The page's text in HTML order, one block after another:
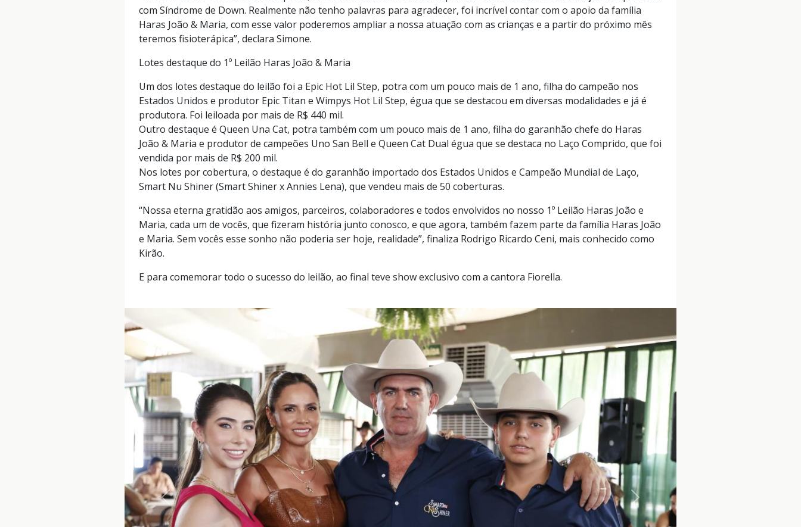
com Síndrome de Down. Realmente não tenho palavras para agradecer, foi incrível contar com o apoio da família
Haras João & Maria, com esse valor poderemos ampliar a nossa atuação com as crianças e a partir do próximo mês
teremos fisioterápica”, declara Simone.
Lotes destaque do 1º Leilão Haras João & Maria
Um dos lotes destaque do leilão foi a Epic Hot Lil Step, potra com um pouco mais de 1 ano, filha do campeão nos
Estados Unidos e produtor Epic Titan e Wimpys Hot Lil Step, égua que se destacou em diversas modalidades e já é
produtora. Foi leiloada por mais de R$ 440 mil.
Outro destaque é Queen Una Cat, potra também com um pouco mais de 1 ano, filha do garanhão chefe do Haras
João & Maria e produtor de campeões Uno San Bell e Queen Cat Dual égua que se destaca no Laço Comprido, que foi
vendida por mais de R$ 200 mil.
Nos lotes por cobertura, o destaque é do garanhão importado dos Estados Unidos e Campeão Mundial de Laço,
Smart Nu Shiner (Smart Shiner x Annies Lena), que vendeu mais de 50 coberturas.
“Nossa eterna gratidão aos amigos, parceiros, colaboradores e todos envolvidos no nosso 1º Leilão Haras João e
Maria, cada um de vocês, que fizeram história junto conosco, e que agora, também fazem parte da família Haras João
e Maria. Sem vocês esse sonho não poderia ser hoje, realidade”, finaliza Rodrigo Ricardo Ceni, mais conhecido como
Kirão.
E para comemorar todo o sucesso do leilão, ao final teve show exclusivo com a cantora Fiorella.
Anterior Próximo